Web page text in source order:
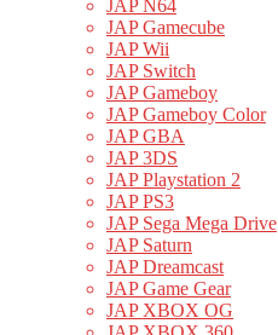
JAP N64
JAP Gamecube
JAP Wii
JAP Switch
JAP Gameboy
JAP Gameboy Color
JAP GBA
JAP 3DS
JAP Playstation 2
JAP PS3
JAP Sega Mega Drive
JAP Saturn
JAP Dreamcast
JAP Game Gear
JAP XBOX OG